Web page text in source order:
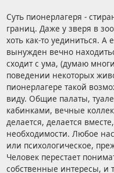
Суть пионерлагеря -
границ. Даже у зверя в
хоть как-то уединиться. А
вынужден вечно
сходит с ума, (думаю
поведении некоторых
пионерлагере такой
виду. Общие палаты,
кабинками, вечные
делается, делается
необходимости. Любое
или психологическое,
Человек перестает
собственные интересы, и